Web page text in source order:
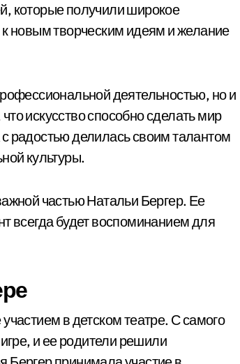
которые получили широкое
новым творческим идеям и желание
деятельностью, но и
искусство способно сделать мир
радостью делилась своим талантом
культуры.
частью Натальи Бергер. Ее
всегда будет воспоминанием для
в детском театре. С самого
и ее родители решили